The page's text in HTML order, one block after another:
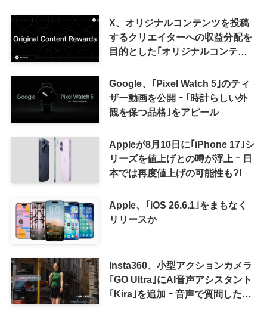
X、オリジナルコンテンツを投稿
するクリエイターへの収益分配を
目的とした｢オリジナルコンテン
来の｢収益分配｣は廃止
Google、｢Pixel Watch 5｣のティ
ザー動画を公開 ｰ ｢時計らしい外
観を保つ品格｣をアピール
Appleが8月10日に｢iPhone 17｣シ
リーズを値上げとの噂が浮上 ｰ 日
本では再度値上げの可能性も?!
Apple、｢iOS 26.6.1｣をまもなく
リリースか
Insta360、小型アクションカメラ
｢GO Ultra｣にAI音声アシスタント
｢Kira｣を追加 ｰ 音声で質問した